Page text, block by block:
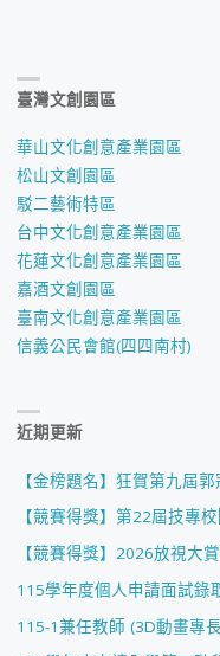
臺灣文創園區
華山文化創意產業園區
松山文創園區
駁二藝術特區
台中文化創意產業園區
花蓮文化創意產業園區
嘉酒文創園區
臺南文化創意產業園區
信義公民會館(四四南村)
近期更新
【金榜題名】狂賀第九屆
【競賽得獎】第22屆技專
【競賽得獎】2026放視大
115學年度個人申請面試錄
115-1兼任教師 (3D動畫專